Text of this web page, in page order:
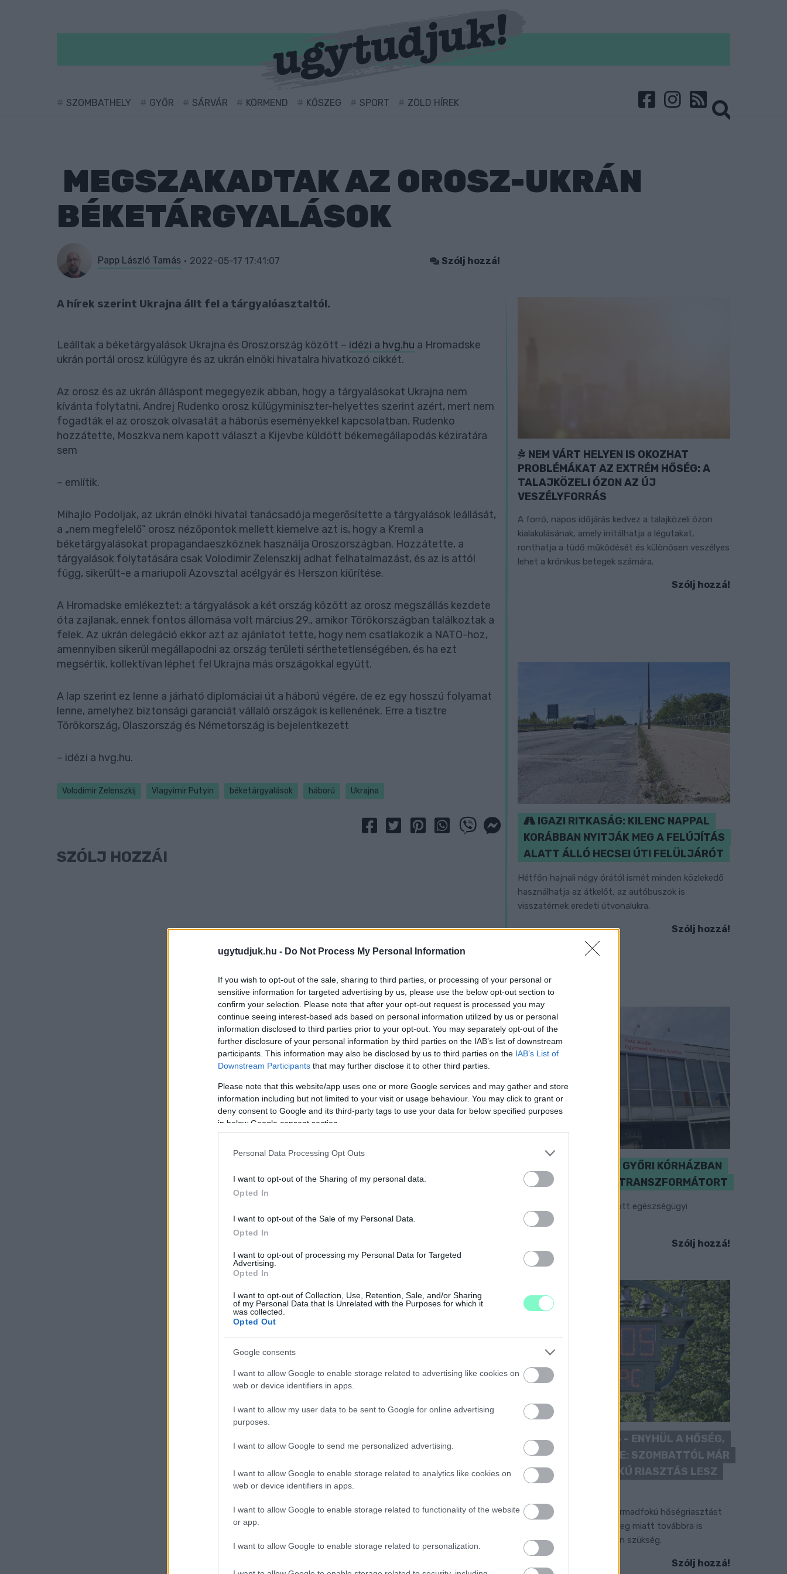
ugytudjuk.hu - Do Not Process My Personal Information
If you wish to opt-out of the sale, sharing to third parties, or processing of your personal or
sensitive information for targeted advertising by us, please use the below opt-out section to
confirm your selection. Please note that after your opt-out request is processed you may
continue seeing interest-based ads based on personal information utilized by us or personal
information disclosed to third parties prior to your opt-out. You may separately opt-out of the
further disclosure of your personal information by third parties on the IAB’s list of downstream
participants. This information may also be disclosed by us to third parties on the IAB’s List of
Downstream Participants that may further disclose it to other third parties.
Please note that this website/app uses one or more Google services and may gather and store
information including but not limited to your visit or usage behaviour. You may click to grant or
deny consent to Google and its third-party tags to use your data for below specified purposes
in below Google consent section.
Personal Data Processing Opt Outs
I want to opt-out of the Sharing of my personal data.
Opted In
I want to opt-out of the Sale of my Personal Data.
Opted In
I want to opt-out of processing my Personal Data for Targeted
Advertising.
Opted In
I want to opt-out of Collection, Use, Retention, Sale, and/or Sharing
of my Personal Data that Is Unrelated with the Purposes for which it
was collected.
Opted Out
Google consents
I want to allow Google to enable storage related to advertising like cookies on
web or device identifiers in apps.
I want to allow my user data to be sent to Google for online advertising
purposes.
I want to allow Google to send me personalized advertising.
I want to allow Google to enable storage related to analytics like cookies on
web or device identifiers in apps.
I want to allow Google to enable storage related to functionality of the website
or app.
I want to allow Google to enable storage related to personalization.
SZOMBATHELY GYŐR SÁRVÁR KÖRMEND KŐSZEG SPORT ZÖLD HÍREK
MEGSZAKADTAK AZ OROSZ-UKRÁN
BÉKETÁRGYALÁSOK
Papp László Tamás 2022-05-17 17:41:07 Szólj hozzá!
A hírek szerint Ukrajna állt fel a tárgyalóasztaltól.
Leálltak a béketárgyalások Ukrajna és Oroszország között – idézi a hvg.hu a Hromadske
ukrán portál orosz külügyre és az ukrán elnöki hivatalra hivatkozó cikkét.
Az orosz és az ukrán álláspont megegyezik abban, hogy a tárgyalásokat Ukrajna nem
kívánta folytatni, Andrej Rudenko orosz külügyminiszter-helyettes szerint azért, mert nem
fogadták el az oroszok olvasatát a háborús eseményekkel kapcsolatban. Rudenko
hozzátette, Moszkva nem kapott választ a Kijevbe küldött békemegállapodás kéziratára
sem
– említik.
Mihajlo Podoljak, az ukrán elnöki hivatal tanácsadója megerősítette a tárgyalások leállását,
a „nem megfelelő” orosz nézőpontok mellett kiemelve azt is, hogy a Kreml a
béketárgyalásokat propagandaeszköznek használja Oroszországban. Hozzátette, a
tárgyalások folytatására csak Volodimir Zelenszkij adhat felhatalmazást, és az is attól
függ, sikerült-e a mariupoli Azovsztal acélgyár és Herszon kiürítése.
A Hromadske emlékeztet: a tárgyalások a két ország között az orosz megszállás kezdete
óta zajlanak, ennek fontos állomása volt március 29., amikor Törökországban találkoztak a
felek. Az ukrán delegáció ekkor azt az ajánlatot tette, hogy nem csatlakozik a NATO-hoz,
amennyiben sikerül megállapodni az ország területi sérthetetlenségében, és ha ezt
megsértik, kollektívan léphet fel Ukrajna más országokkal együtt.
A lap szerint ez lenne a járható diplomáciai út a háború végére, de ez egy hosszú folyamat
lenne, amelyhez biztonsági garanciát vállaló országok is kellenének. Erre a tisztre
Törökország, Olaszország és Németország is bejelentkezett
– idézi a hvg.hu.
Volodimir Zelenszkij Vlagyimir Putyin béketárgyalások háború Ukrajna
SZÓLJ HOZZÁ!
NEM VÁRT HELYEN IS OKOZHAT
PROBLÉMÁKAT AZ EXTRÉM HŐSÉG: A
TALAJKÖZELI ÓZON AZ ÚJ
VESZÉLYFORRÁS
A forró, napos időjárás kedvez a talajközeli ózon
kialakulásának, amely irritálhatja a légutakat,
ronthatja a tüdő működését és különösen veszélyes
lehet a krónikus betegek számára.
Szólj hozzá!
IGAZI RITKASÁG: KILENC NAPPAL
KORÁBBAN NYITJÁK MEG A FELÚJÍTÁS
ALATT ÁLLÓ HECSEI ÚTI FELÜLJÁRÓT
Hétfőn hajnali négy órától ismét minden közlekedő
használhatja az átkelőt, az autóbuszok is
visszatérnek eredeti útvonalukra.
Szólj hozzá!
KICSERÉLTÉK A GYŐRI KÓRHÁZBAN
MEGHIBÁSODOTT TRANSZFORMÁTORT
Megkezdték az elhalasztott egészségügyi
ellátásokat.
Szólj hozzá!
KÁNIKULA 2026 - ENYHÜL A HŐSÉG,
DE MÉG NINCS VÉGE: SZOMBATTÓL MÁR
“CSAK” MÁSODFOKÚ RIASZTÁS LESZ
A július vége óta tartó harmadfokú hőségriasztást
mérséklik, de a tartós meleg miatt továbbra is
fokozott óvatosságra van szükség.
Szólj hozzá!